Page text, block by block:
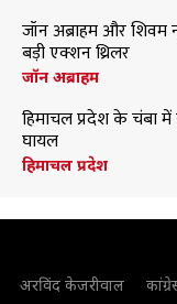
जॉन अब्राहम और शिवम
बड़ी एक्शन थ्रिलर
जॉन अब्राहम
हिमाचल प्रदेश के चंबा में
घायल
हिमाचल प्रदेश
अरविंद केजरीवाल